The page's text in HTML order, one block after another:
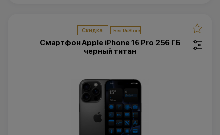
Скидка
Смартфон Apple iPhone 16 Pro 256 ГБ
черный титан